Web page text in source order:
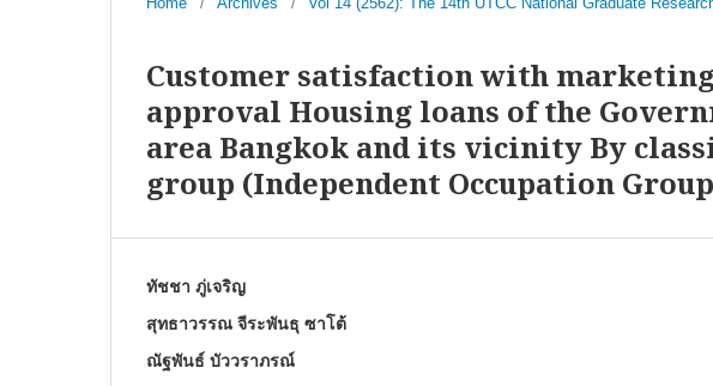
Customer satisfaction with
approval Housing loans of the
area Bangkok and its vicinity By
group (Independent Occupation
ทัชชา ภู่เจริญ
สุทธาวรรณ จีระพันธุ ซาโต้
ณัฐพันธ์ บัววราภรณ์